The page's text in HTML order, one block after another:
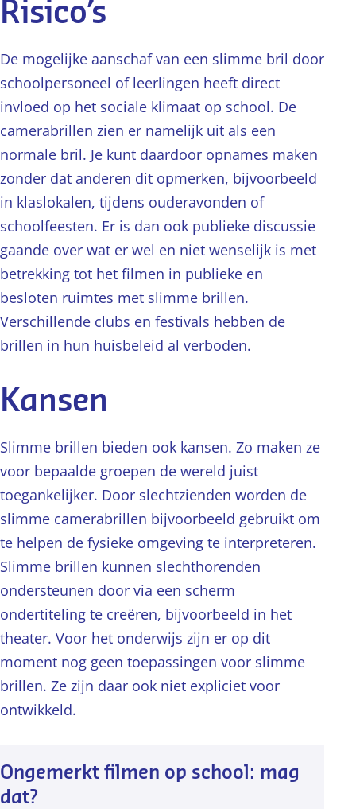
Risico’s
De mogelijke aanschaf van een slimme bril door
schoolpersoneel of leerlingen heeft direct
invloed op het sociale klimaat op school. De
camerabrillen zien er namelijk uit als een
normale bril. Je kunt daardoor opnames maken
zonder dat anderen dit opmerken, bijvoorbeeld
in klaslokalen, tijdens ouderavonden of
schoolfeesten. Er is dan ook publieke discussie
gaande over wat er wel en niet wenselijk is met
betrekking tot het filmen in publieke en
besloten ruimtes met slimme brillen.
Verschillende clubs en festivals hebben de
brillen in hun huisbeleid al verboden.
Kansen
Slimme brillen bieden ook kansen. Zo maken ze
voor bepaalde groepen de wereld juist
toegankelijker. Door slechtzienden worden de
slimme camerabrillen bijvoorbeeld gebruikt om
te helpen de fysieke omgeving te interpreteren.
Slimme brillen kunnen slechthorenden
ondersteunen door via een scherm
ondertiteling te creëren, bijvoorbeeld in het
theater. Voor het onderwijs zijn er op dit
moment nog geen toepassingen voor slimme
brillen. Ze zijn daar ook niet expliciet voor
ontwikkeld.
Ongemerkt filmen op school: mag
dat?